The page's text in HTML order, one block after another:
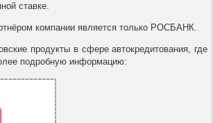
ставке.
компании является только РОСБАНК.
продукты в сфере автокредитования, где
подробную информацию: